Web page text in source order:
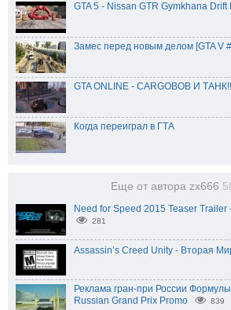
GTA 5 - Nissan GTR Gymkhana
Замес перед новым делом [GTA V
GTA ONLINE - CARGOBOB И
Когда переиграл в ГТА
Еще от автора zx666
Need for Speed 2015 Teaser Trailer
281
Assassin’s Creed Unity - Вторая
Реклама гран-при России
Russian Grand Prix Promo
839